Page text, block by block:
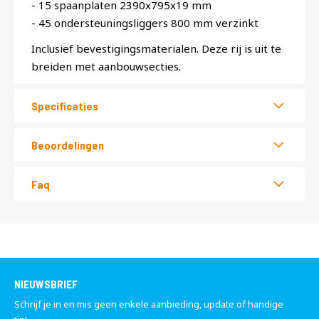
- 15 spaanplaten 2390x795x19 mm
- 45 ondersteuningsliggers 800 mm verzinkt
Inclusief bevestigingsmaterialen. Deze rij is uit te
breiden met aanbouwsecties.
Specificaties
Beoordelingen
Faq
NIEUWSBRIEF
Schrijf je in en mis geen enkele aanbieding, update of handige